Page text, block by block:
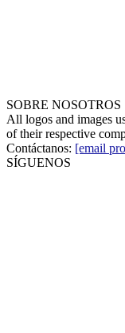
SOBRE NOSOTROS
All logos and images
of their respective
Contáctanos: [email
SÍGUENOS